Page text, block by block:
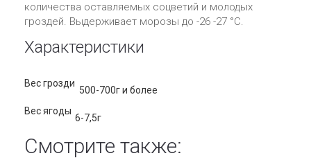
количества оставляемых соцветий и молодых
гроздей. Выдерживает морозы до -26 -27 °С.
Характеристики
Вес грозди
500-700г и более
Вес ягоды
6-7,5г
Смотрите также: